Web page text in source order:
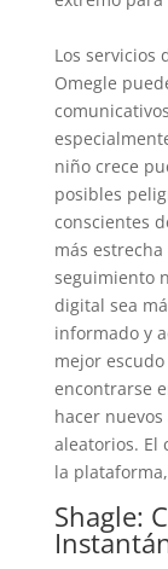
Los servicios
Omegle
niño crece
posibles
conscientes
más
seguimiento
digital sea
informado y
mejor
encontrarse
hacer
aleatorios. El
la
Shagle: